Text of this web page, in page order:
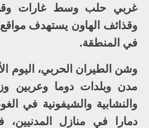
غربي حلب وسط غارات
وقذائف الهاون يستهدف مواقع
في المنطقة.
وشن الطيران الحربي، اليوم
مدن وبلدات دوما وعربين
والنشابية والشيفونية في
دمارا في منازل